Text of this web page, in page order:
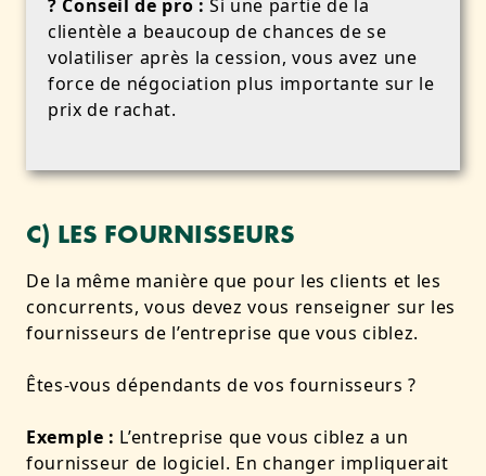
? Conseil de pro : Si une partie de la
clientèle a beaucoup de chances de se
volatiliser après la cession, vous avez une
force de négociation plus importante sur le
prix de rachat.
C) LES FOURNISSEURS
De la même manière que pour les clients et les
concurrents, vous devez vous renseigner sur les
fournisseurs de l’entreprise que vous ciblez.
Êtes-vous dépendants de vos fournisseurs ?
Exemple : L’entreprise que vous ciblez a un
fournisseur de logiciel. En changer impliquerait